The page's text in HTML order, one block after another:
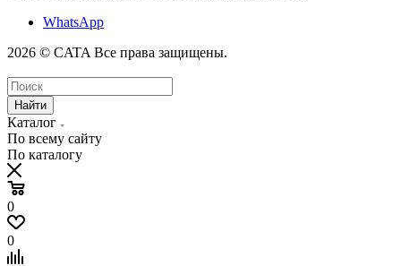
WhatsApp
2026 © CATA Все права защищены.
Найти
Каталог
По всему сайту
По каталогу
0
0